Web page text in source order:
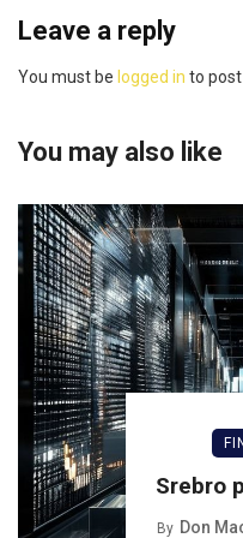
Leave a reply
You must be logged in to
You may also like
Srebro
By Don